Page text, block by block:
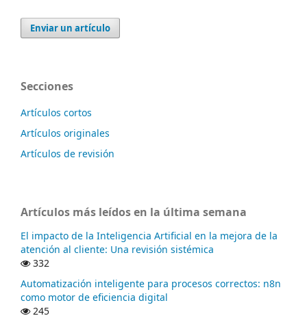
Enviar un artículo
Secciones
Artículos cortos
Artículos originales
Artículos de revisión
Artículos más leídos en la última semana
El impacto de la Inteligencia Artificial en la mejora de la
atención al cliente: Una revisión sistémica
332
Automatización inteligente para procesos correctos: n8n
como motor de eficiencia digital
245